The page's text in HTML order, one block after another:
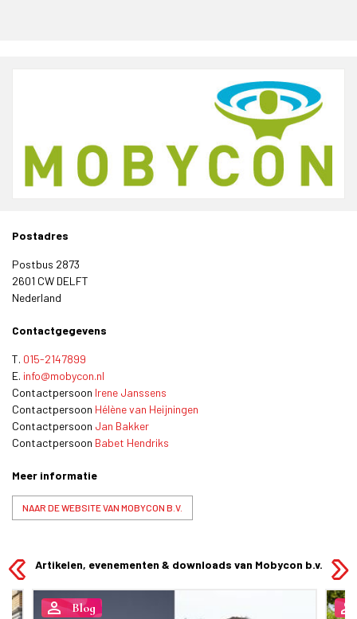
Postadres
Postbus 2873
2601 CW DELFT
Nederland
Contactgegevens
T. 015-2147899
E. info@mobycon.nl
Contactpersoon Irene Janssens
Contactpersoon Hélène van Heijningen
Contactpersoon Jan Bakker
Contactpersoon Babet Hendriks
Meer informatie
NAAR DE WEBSITE VAN MOBYCON B.V.
Artikelen, evenementen & downloads van Mobycon b.v.
person_outline Blog person_outline